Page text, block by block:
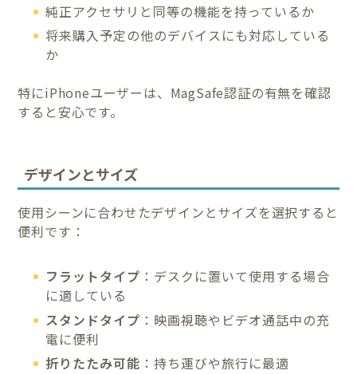
純正アクセサリと同等の機能を持っているか
将来購入予定の他のデバイスにも対応している
か
特にiPhoneユーザーは、MagSafe認証の有無を確認
すると安心です。
デザインとサイズ
使用シーンに合わせたデザインとサイズを選択すると
便利です：
フラットタイプ ：デスクに置いて使用する場合
に適している
スタンドタイプ ：映画視聴やビデオ通話中の充
電に便利
折りたたみ可能 ：持ち運びや旅行に最適